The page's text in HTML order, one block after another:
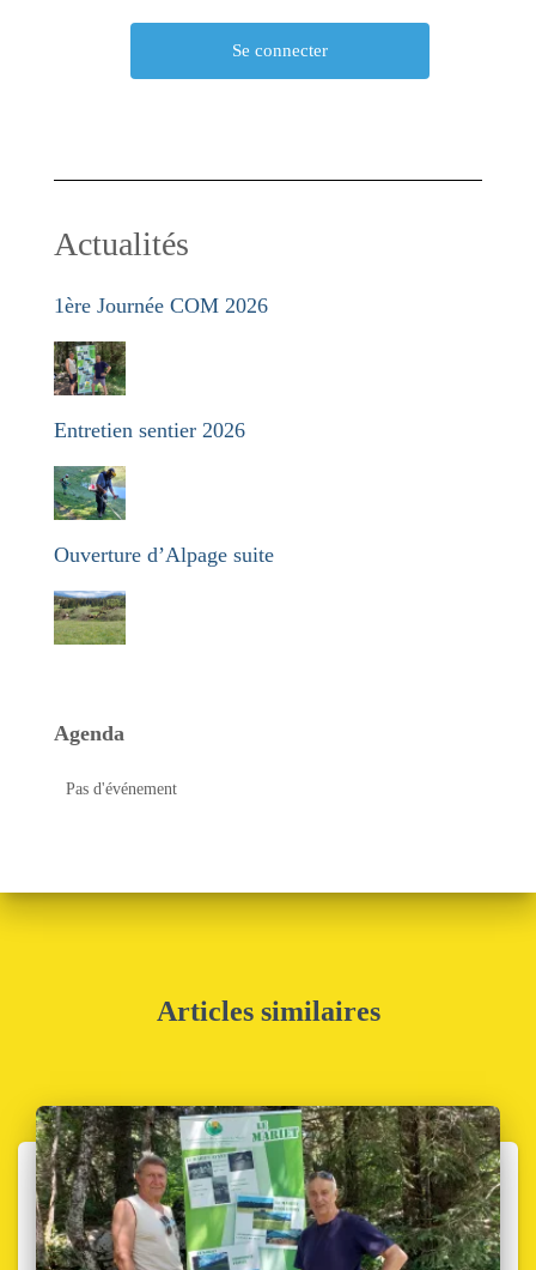
Actualités
1ère Journée COM 2026
Entretien sentier 2026
Ouverture d’Alpage suite
Agenda
Pas d'événement
Articles similaires